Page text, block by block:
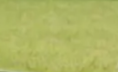
Eenmalig of